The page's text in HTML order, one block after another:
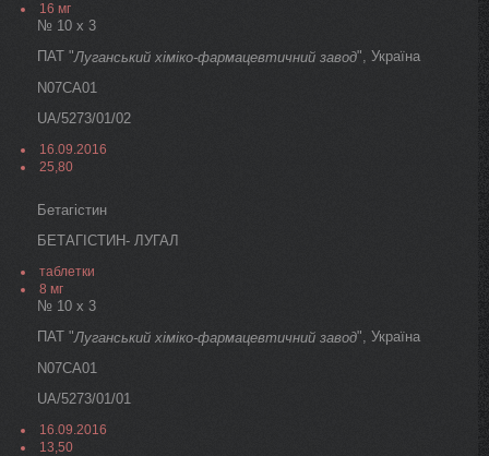
16 мг
№ 10 х 3
ПАТ "Луганський хіміко-фармацевтичний завод", Україна
N07CA01
UA/5273/01/02
16.09.2016
25,80
Бетагістин
БЕТАГІСТИН- ЛУГАЛ
таблетки
8 мг
№ 10 х 3
ПАТ "Луганський хіміко-фармацевтичний завод", Україна
N07CA01
UA/5273/01/01
16.09.2016
13,50